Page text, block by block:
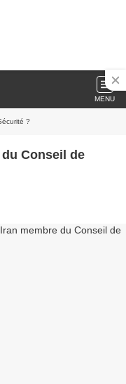
MENU
?
Conseil de